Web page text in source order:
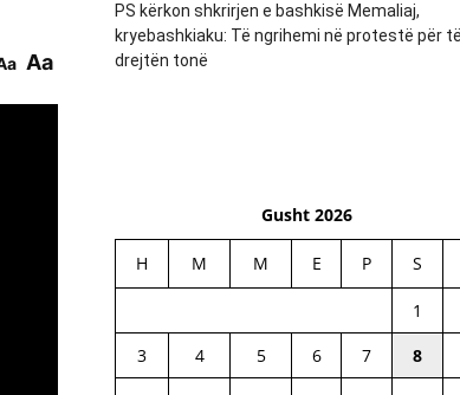
Aa
PS kërkon shkrirjen e bashkisë Memaliaj,
kryebashkiaku: Të ngrihemi në protestë për të
drejtën tonë
Gusht 2026
H M M E P S
1
3
4 5 6 7 8